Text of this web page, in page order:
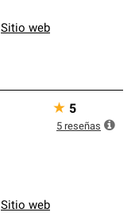
Sitio web
Sitio web
★ 5
5 reseñas